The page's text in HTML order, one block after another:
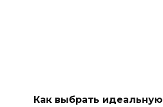
Как выбрать идеальную